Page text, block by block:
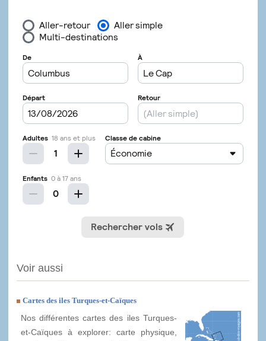
Voir aussi
Cartes des iles Turques-et-Caïques
Nos différentes cartes des iles Turques-
et-Caïques à explorer: carte physique,